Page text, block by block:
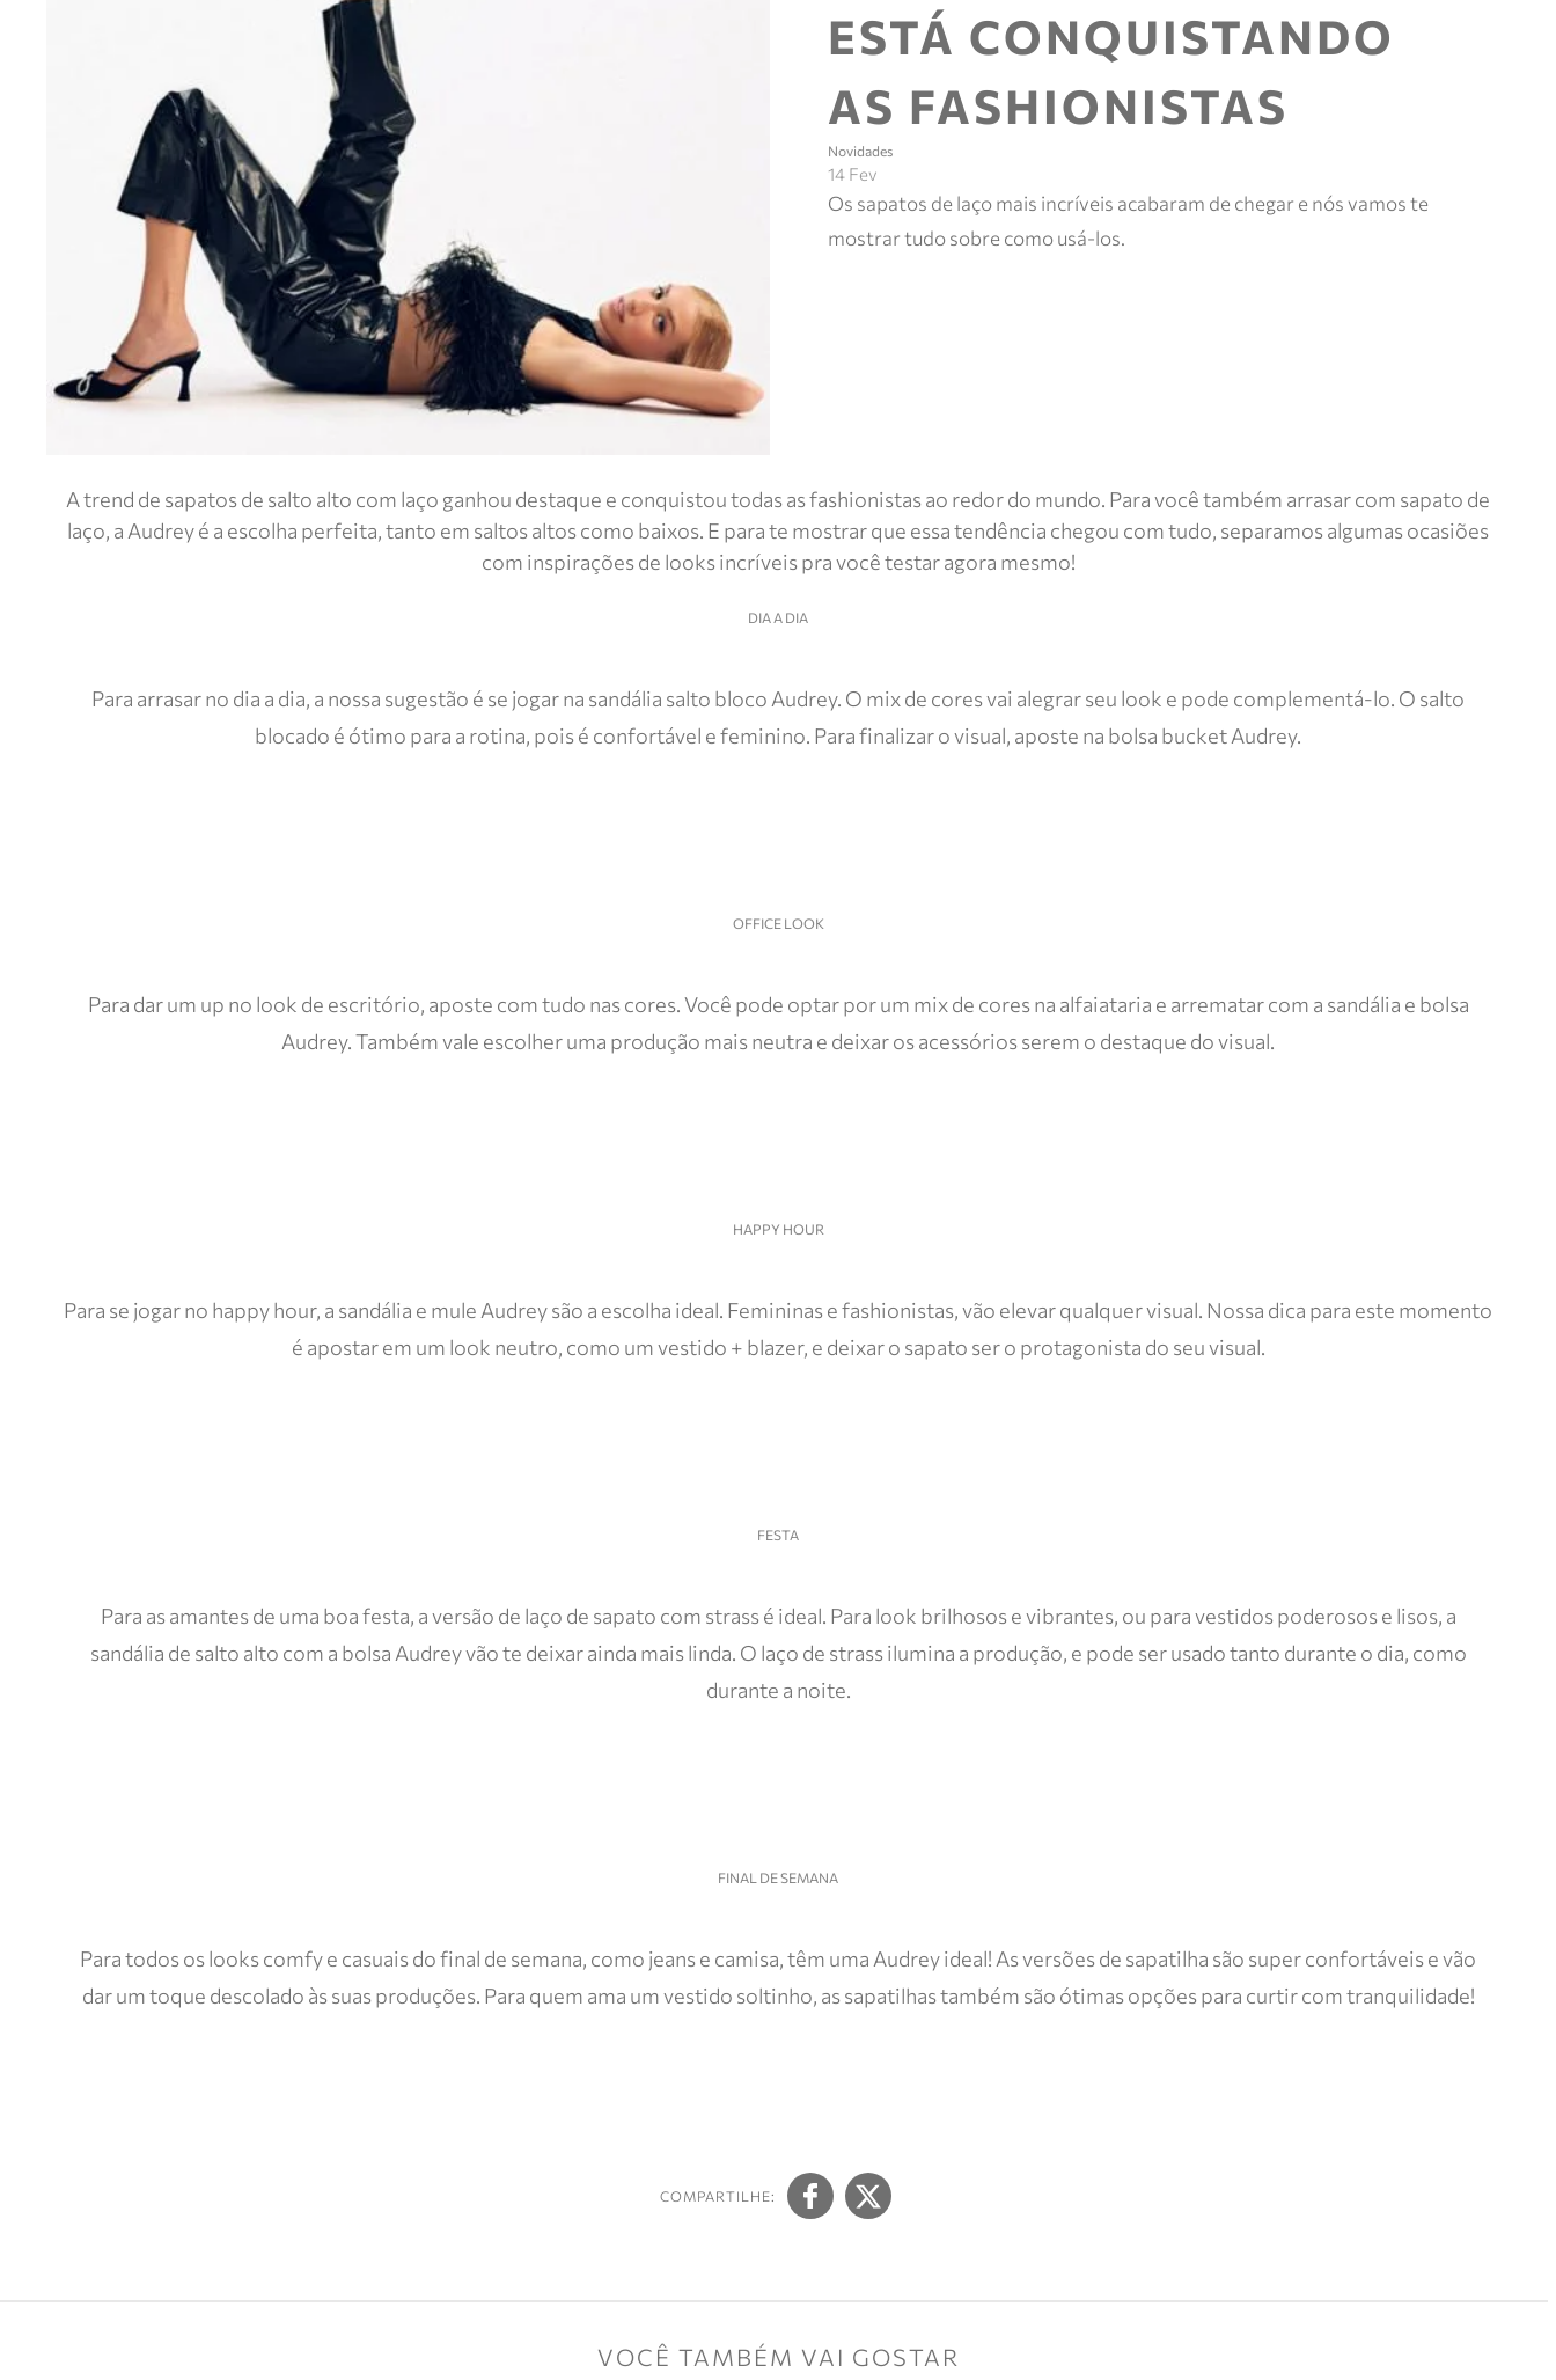
Meus
seus
pedidos e
ESTÁ CONQUISTANDO
AS FASHIONISTAS
Novidades
14 Fev
Os sapatos de laço mais incríveis acabaram de chegar e nós vamos te
mostrar tudo sobre como usá-los.
A trend de sapatos de salto alto com laço ganhou destaque e conquistou todas as fashionistas ao redor do mundo. Para você também arrasar com sapato de
laço, a Audrey é a escolha perfeita, tanto em saltos altos como baixos. E para te mostrar que essa tendência chegou com tudo, separamos algumas ocasiões
com inspirações de looks incríveis pra você testar agora mesmo!
DIA A DIA
Para arrasar no dia a dia, a nossa sugestão é se jogar na sandália salto bloco Audrey. O mix de cores vai alegrar seu look e pode complementá-lo. O salto
blocado é ótimo para a rotina, pois é confortável e feminino. Para finalizar o visual, aposte na bolsa bucket Audrey.
OFFICE LOOK
Para dar um up no look de escritório, aposte com tudo nas cores. Você pode optar por um mix de cores na alfaiataria e arrematar com a sandália e bolsa
Audrey. Também vale escolher uma produção mais neutra e deixar os acessórios serem o destaque do visual.
HAPPY HOUR
Para se jogar no happy hour, a sandália e mule Audrey são a escolha ideal. Femininas e fashionistas, vão elevar qualquer visual. Nossa dica para este momento
é apostar em um look neutro, como um vestido + blazer, e deixar o sapato ser o protagonista do seu visual.
FESTA
Para as amantes de uma boa festa, a versão de laço de sapato com strass é ideal. Para look brilhosos e vibrantes, ou para vestidos poderosos e lisos, a
sandália de salto alto com a bolsa Audrey vão te deixar ainda mais linda. O laço de strass ilumina a produção, e pode ser usado tanto durante o dia, como
durante a noite.
FINAL DE SEMANA
Para todos os looks comfy e casuais do final de semana, como jeans e camisa, têm uma Audrey ideal! As versões de sapatilha são super confortáveis e vão
dar um toque descolado às suas produções. Para quem ama um vestido soltinho, as sapatilhas também são ótimas opções para curtir com tranquilidade!
COMPARTILHE:
VOCÊ TAMBÉM VAI GOSTAR